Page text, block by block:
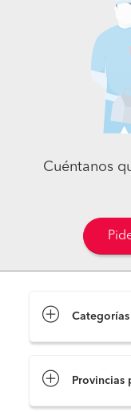
Cuéntanos
Provincias